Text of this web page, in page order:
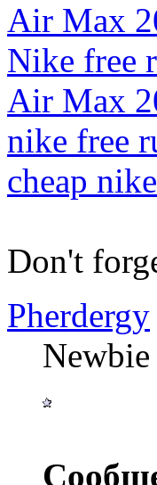
Air Max
Nike free
Air Max
nike free
cheap
Don't
Pherdergy
Newbie